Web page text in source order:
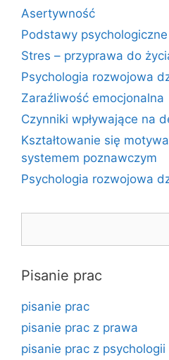
Asertywność
Podstawy
Stres – przyprawa do
Psychologia rozwojowa
Zaraźliwość emocjonalna
Czynniki wpływające na
Kształtowanie się
systemem poznawczym
Psychologia rozwojowa
Pisanie prac
pisanie prac
pisanie prac z prawa
pisanie prac z psychologii